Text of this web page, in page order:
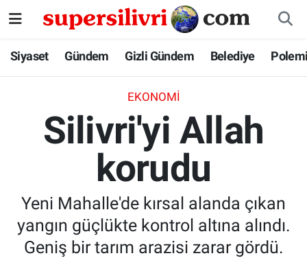
Siyaset Gündem Gizli Gündem Belediye
EKONOMI
Silivri'yi Allah
korudu
Yeni Mahalle'de kırsal alanda çıkan
yangın güçlükte kontrol altına alındı.
Geniş bir tarım arazisi zarar gördü.
Siyaset
Gizli Gündem
İstanbul Nöbetçi Eczaneler
İstanbul Namaz Vakitleri
İstanbul Trafik Yoğunluk Haritası
Tüm Manşetler